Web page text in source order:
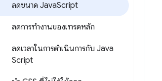
ลดขนาด JavaScript
ลดการทำงานของเทรดหลัก
ลดเวลาในการดำเนินการกับ Java
Script